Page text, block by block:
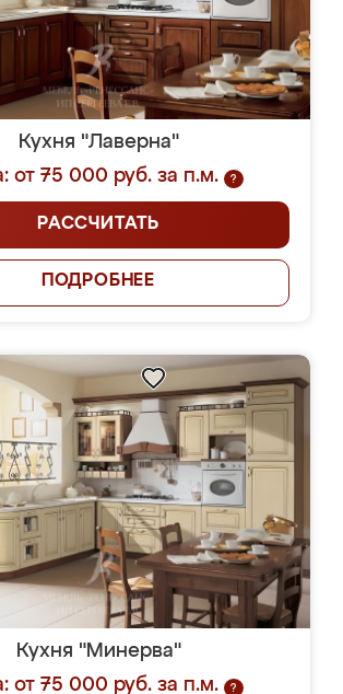
Кухня "Лаверна"
от 75 000 руб. за п.м.
?
РАССЧИТАТЬ
ПОДРОБНЕЕ
Кухня "Минерва"
от 75 000 руб. за п.м.
?